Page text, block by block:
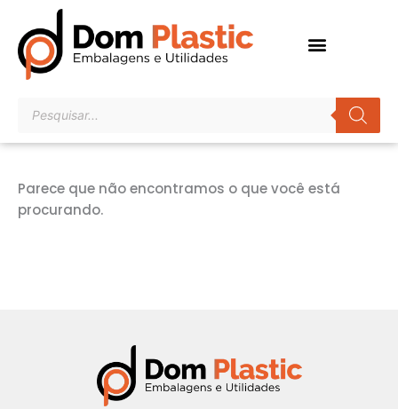
para
conteúdo
produtos
Parece que não encontramos o que você está
procurando.